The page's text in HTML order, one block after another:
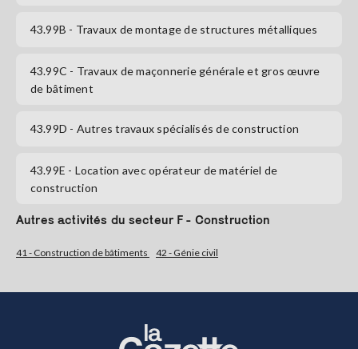
43.99B - Travaux de montage de structures métalliques
43.99C - Travaux de maçonnerie générale et gros œuvre
de bâtiment
43.99D - Autres travaux spécialisés de construction
43.99E - Location avec opérateur de matériel de
construction
Autres activités du secteur F - Construction
41 - Construction de bâtiments 42 - Génie civil